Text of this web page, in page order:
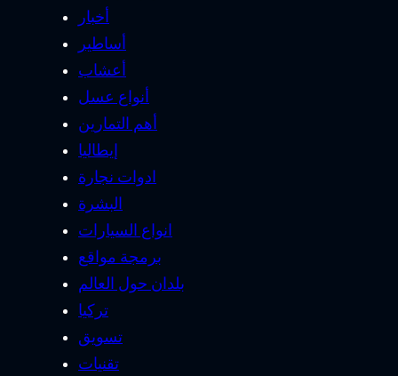
أخبار
أساطير
أعشاب
أنواع عسل
أهم التمارين
إيطاليا
ادوات نجارة
البشرة
انواع السيارات
برمجة مواقع
بلدان حول العالم
تركيا
تسويق
تقنيات